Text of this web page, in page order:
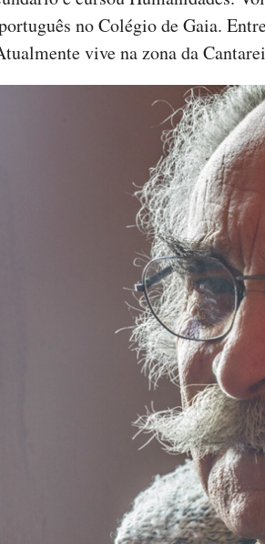
no Colégio de Gaia.
vive na zona da